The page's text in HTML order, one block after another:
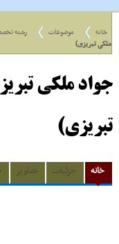
خانه موضوعات رشته
ملکی تبریزی)
جواد ملکی
تبریزی)
خانه جزئیات تصاویر